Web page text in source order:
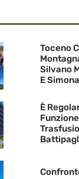
Toceno
Silvano
E
È